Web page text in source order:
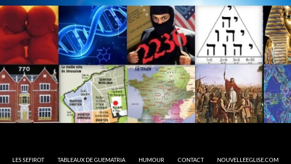
LES SEFIROT TABLEAUX DE GUEMATRIA HUMOUR CONTACT NOUVELLEEGLISE.COM